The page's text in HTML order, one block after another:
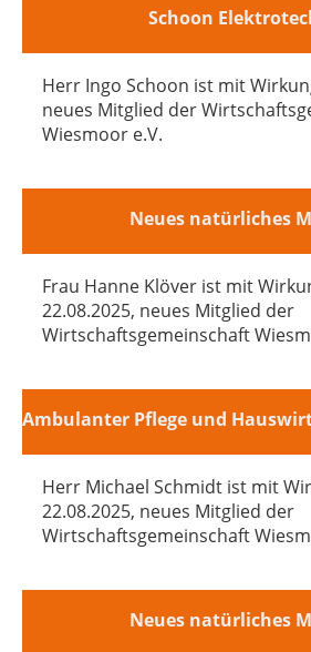
Schoon
Herr Ingo Schoon ist mit
neues Mitglied der
Wiesmoor e.V.
Neues natürliches
Frau Hanne Klöver ist mit
22.08.2025, neues Mitglied der
Wirtschaftsgemeinschaft
Herr Michael Schmidt ist mit
22.08.2025, neues Mitglied der
Wirtschaftsgemeinschaft
Neues natürliches